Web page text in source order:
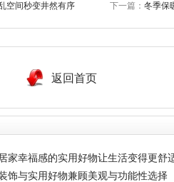
空间秒变井然有序 下一篇： 冬季保
返回首页
家幸福感的实用好物让生活变得更舒
饰与实用好物兼顾美观与功能性选择